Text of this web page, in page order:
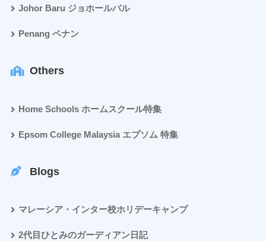
Johor Baru ジョホールバル
Penang ペナン
Others
Home Schools ホームスクール特集
Epsom College Malaysia エプソム 特集
Blogs
マレーシア・インター校ホリデーキャンプ
2代目ひとみのガーディアン日記